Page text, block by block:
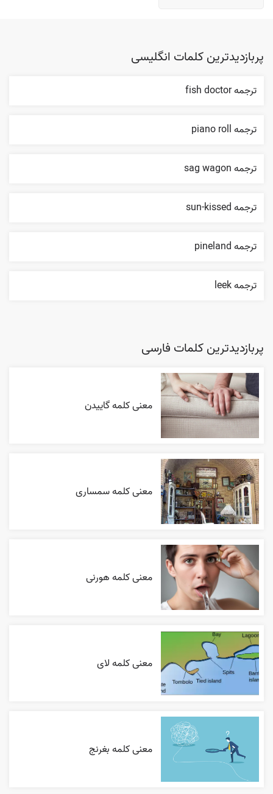
پربازدیدترین کلمات انگلیسی
ترجمه fish doctor
ترجمه piano roll
ترجمه sag wagon
ترجمه sun-kissed
ترجمه pineland
ترجمه leek
پربازدیدترین کلمات فارسی
معنی کلمه گاییدن
معنی کلمه سمساری
معنی کلمه هورنی
معنی کلمه لای
معنی کلمه بغرنج